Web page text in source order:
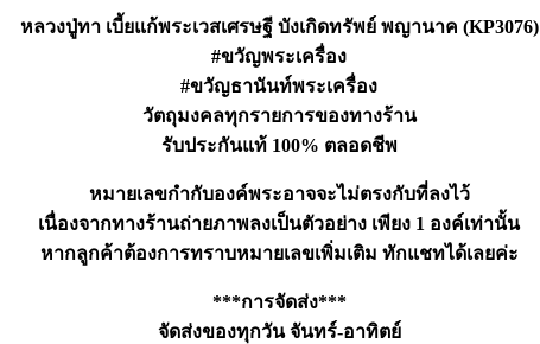
หลวงปู่ทา เบี้ยแก้พระเวสเศรษฐี บังเกิดทรัพย์ พญานาค (KP3076)
#ขวัญพระเครื่อง
#ขวัญธานันท์พระเครื่อง
วัตถุมงคลทุกรายการของทางร้าน
รับประกันแท้ 100% ตลอดชีพ
หมายเลขกำกับองค์พระอาจจะไม่ตรงกับที่ลงไว้
เนื่องจากทางร้านถ่ายภาพลงเป็นตัวอย่าง เพียง 1 องค์เท่านั้น
หากลูกค้าต้องการทราบหมายเลขเพิ่มเติม ทักแชทได้เลยค่ะ
***การจัดส่ง***
จัดส่งของทุกวัน จันทร์-อาทิตย์